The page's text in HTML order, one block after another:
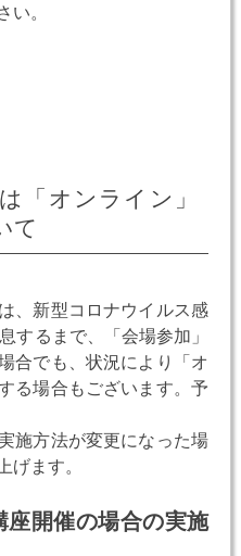
い。
「オンライン」
て
、新型コロナウイルス感
するまで、「会場参加」
合でも、状況により「オ
る場合もございます。予
施方法が変更になった場
げます。
座開催の場合の実施